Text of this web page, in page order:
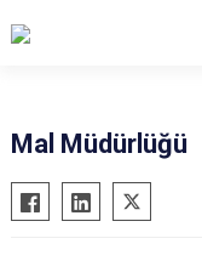
Enez
Havsa
Mal Müdürlüğü